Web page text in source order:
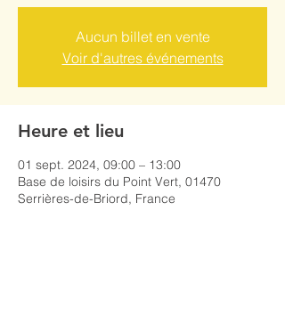
Aucun billet en vente
Voir d'autres événements
Heure et lieu
01 sept. 2024, 09:00 – 13:00
Base de loisirs du Point Vert, 01470
Serrières-de-Briord, France